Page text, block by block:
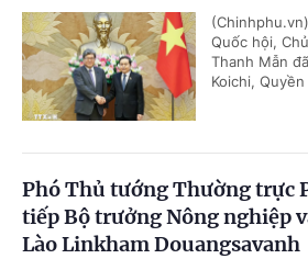
Quốc hội,
Thanh Mẫn
Koichi,
Phó Thủ tướng Thường trực
tiếp Bộ trưởng Nông nghiệp
Lào Linkham Douangsavanh